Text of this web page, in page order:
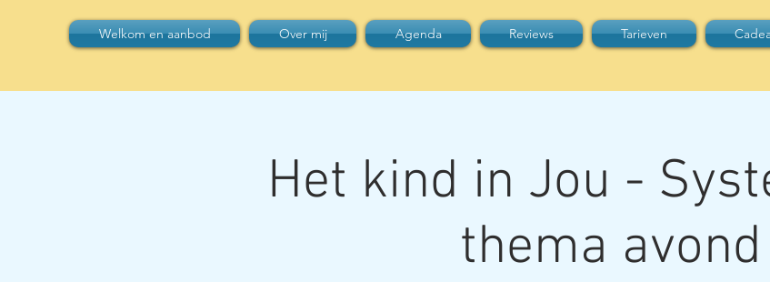
Welkom en aanbod Over mij Agenda Reviews Tarieven
Het kind in Jou -
thema avond